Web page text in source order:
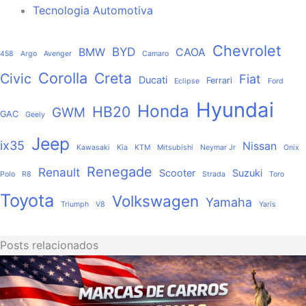
Tecnologia Automotiva
458 Argo Avenger BMW BYD Camaro CAOA Chevrolet
Civic Corolla Creta Ducati Eclipse Ferrari Fiat Ford
GAC Geely GWM HB20 Honda Hyundai
ix35 Jeep Kawasaki Kia KTM Mitsubishi Neymar Jr Nissan Onix
Polo R8 Renault Renegade Scooter Strada Suzuki Toro
Toyota Triumph V8 Volkswagen Yamaha Yaris
Posts relacionados